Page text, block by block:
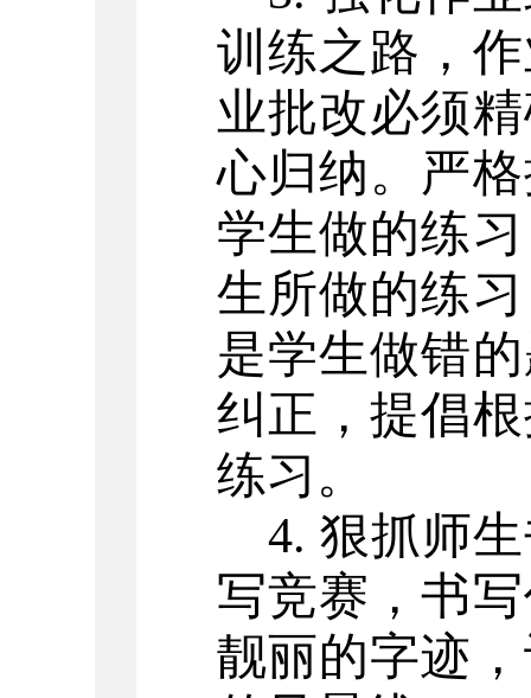
训练之路，
业批改必须
心归纳。严
学生做的练
生所做的练
是学生做错
纠正，提倡
练习。
4. 狠抓师
写竞赛，书
靓丽的字迹